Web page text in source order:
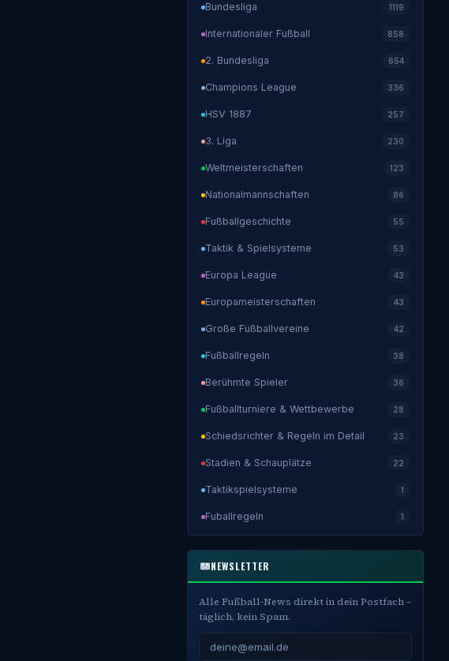
Bundesliga 1119
Internationaler Fußball 858
2. Bundesliga 654
Champions League 336
HSV 1887 257
3. Liga 230
Weltmeisterschaften 123
Nationalmannschaften 86
Fußballgeschichte 55
Taktik & Spielsysteme 53
Europa League 43
Europameisterschaften 43
Große Fußballvereine 42
Fußballregeln 38
Berühmte Spieler 36
Fußballturniere & Wettbewerbe 28
Schiedsrichter & Regeln im Detail 23
Stadien & Schauplätze 22
Taktikspielsysteme 1
Fuballregeln 1
NEWSLETTER
Alle Fußball-News direkt in dein Postfach –
täglich, kein Spam.